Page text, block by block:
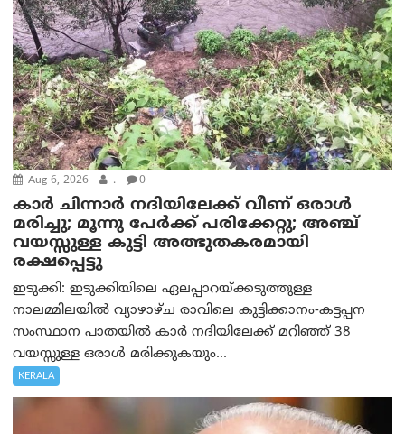
Aug 6, 2026 . 0
കാര്‍ ചിന്നാര്‍ നദിയിലേക്ക് വീണ് ഒരാള്‍
മരിച്ചു; മൂന്നു പേര്‍ക്ക് പരിക്കേറ്റു; അഞ്ച്
വയസ്സുള്ള കുട്ടി അത്ഭുതകരമായി
രക്ഷപ്പെട്ടു
ഇടുക്കി: ഇടുക്കിയിലെ ഏലപ്പാറയ്ക്കടുത്തുള്ള
നാലമ്മിലയിൽ വ്യാഴാഴ്ച രാവിലെ കുട്ടിക്കാനം-കട്ടപ്പന
സംസ്ഥാന പാതയിൽ കാർ നദിയിലേക്ക് മറിഞ്ഞ് 38
വയസ്സുള്ള ഒരാൾ മരിക്കുകയും...
KERALA